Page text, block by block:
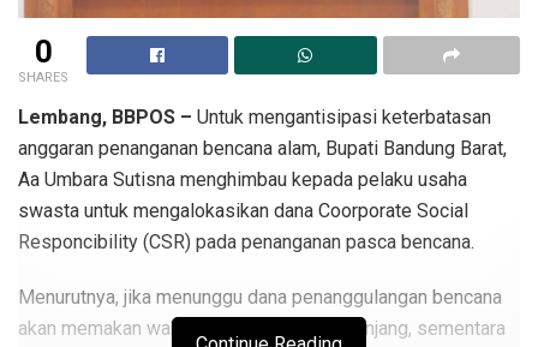
0
SHARES
Lembang, BBPOS – Untuk mengantisipasi keterbatasan
anggaran penanganan bencana alam, Bupati Bandung Barat,
Aa Umbara Sutisna menghimbau kepada pelaku usaha
swasta untuk mengalokasikan dana Coorporate Social
Responcibility (CSR) pada penanganan pasca bencana.
Menurutnya, jika menunggu dana penanggulangan bencana
akan memakan waktu dan proses yang panjang, sementara